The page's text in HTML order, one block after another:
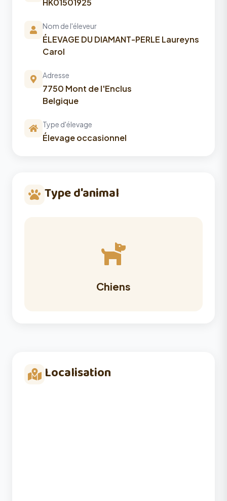
HK01501925
Nom de l'éleveur
ÉLEVAGE DU DIAMANT-PERLE Laureyns
Carol
Adresse
7750 Mont de l'Enclus
Belgique
Type d'élevage
Élevage occasionnel
Type d'animal
Chiens
Localisation